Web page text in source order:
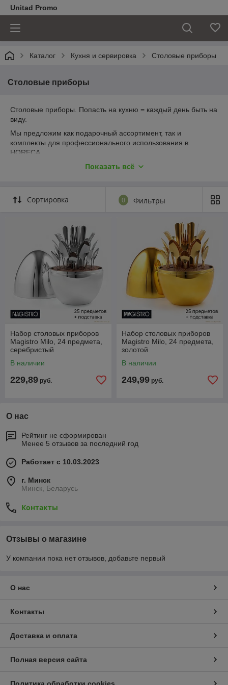
Unitad Promo
Каталог Кухня и сервировка Столовые приборы
Столовые приборы
Столовые приборы. Попасть на кухню = каждый день быть на
виду.
Мы предложим как подарочный ассортимент, так и
комплекты для профессионального использования в
HORECA.
Брендируем. На каждой ложке вилке, ноже может быть
гравировка значительно снизит потери от "забывчивости"
* рубрика наполняется
Показать всё
Сортировка 0 Фильтры
Набор столовых приборов
Magistro Milo, 24 предмета,
серебристый
В наличии
229,89 руб.
Набор столовых приборов
Magistro Milo, 24 предмета,
золотой
В наличии
249,99 руб.
О нас
Рейтинг не сформирован
Менее 5 отзывов за последний год
Работает с 10.03.2023
г. Минск
Минск, Беларусь
Контакты
Отзывы о магазине
У компании пока нет отзывов, добавьте первый
О нас
Контакты
Доставка и оплата
Полная версия сайта